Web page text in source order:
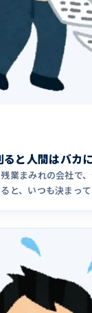
ると人間はバカ
業まみれの会社で
と、いつも決まっ